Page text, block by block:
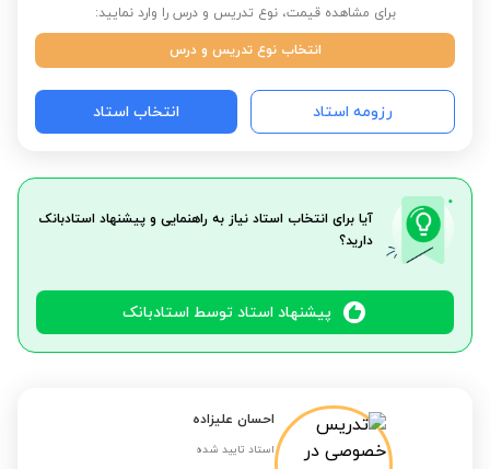
برای مشاهده قیمت، نوع تدریس و درس را وارد نمایید:
انتخاب نوع تدریس و درس
رزومه استاد انتخاب استاد
آیا برای انتخاب استاد نیاز به راهنمایی و پیشنهاد استادبانک
دارید؟
پیشنهاد استاد توسط استادبانک
احسان علیزاده
استاد تایید شده